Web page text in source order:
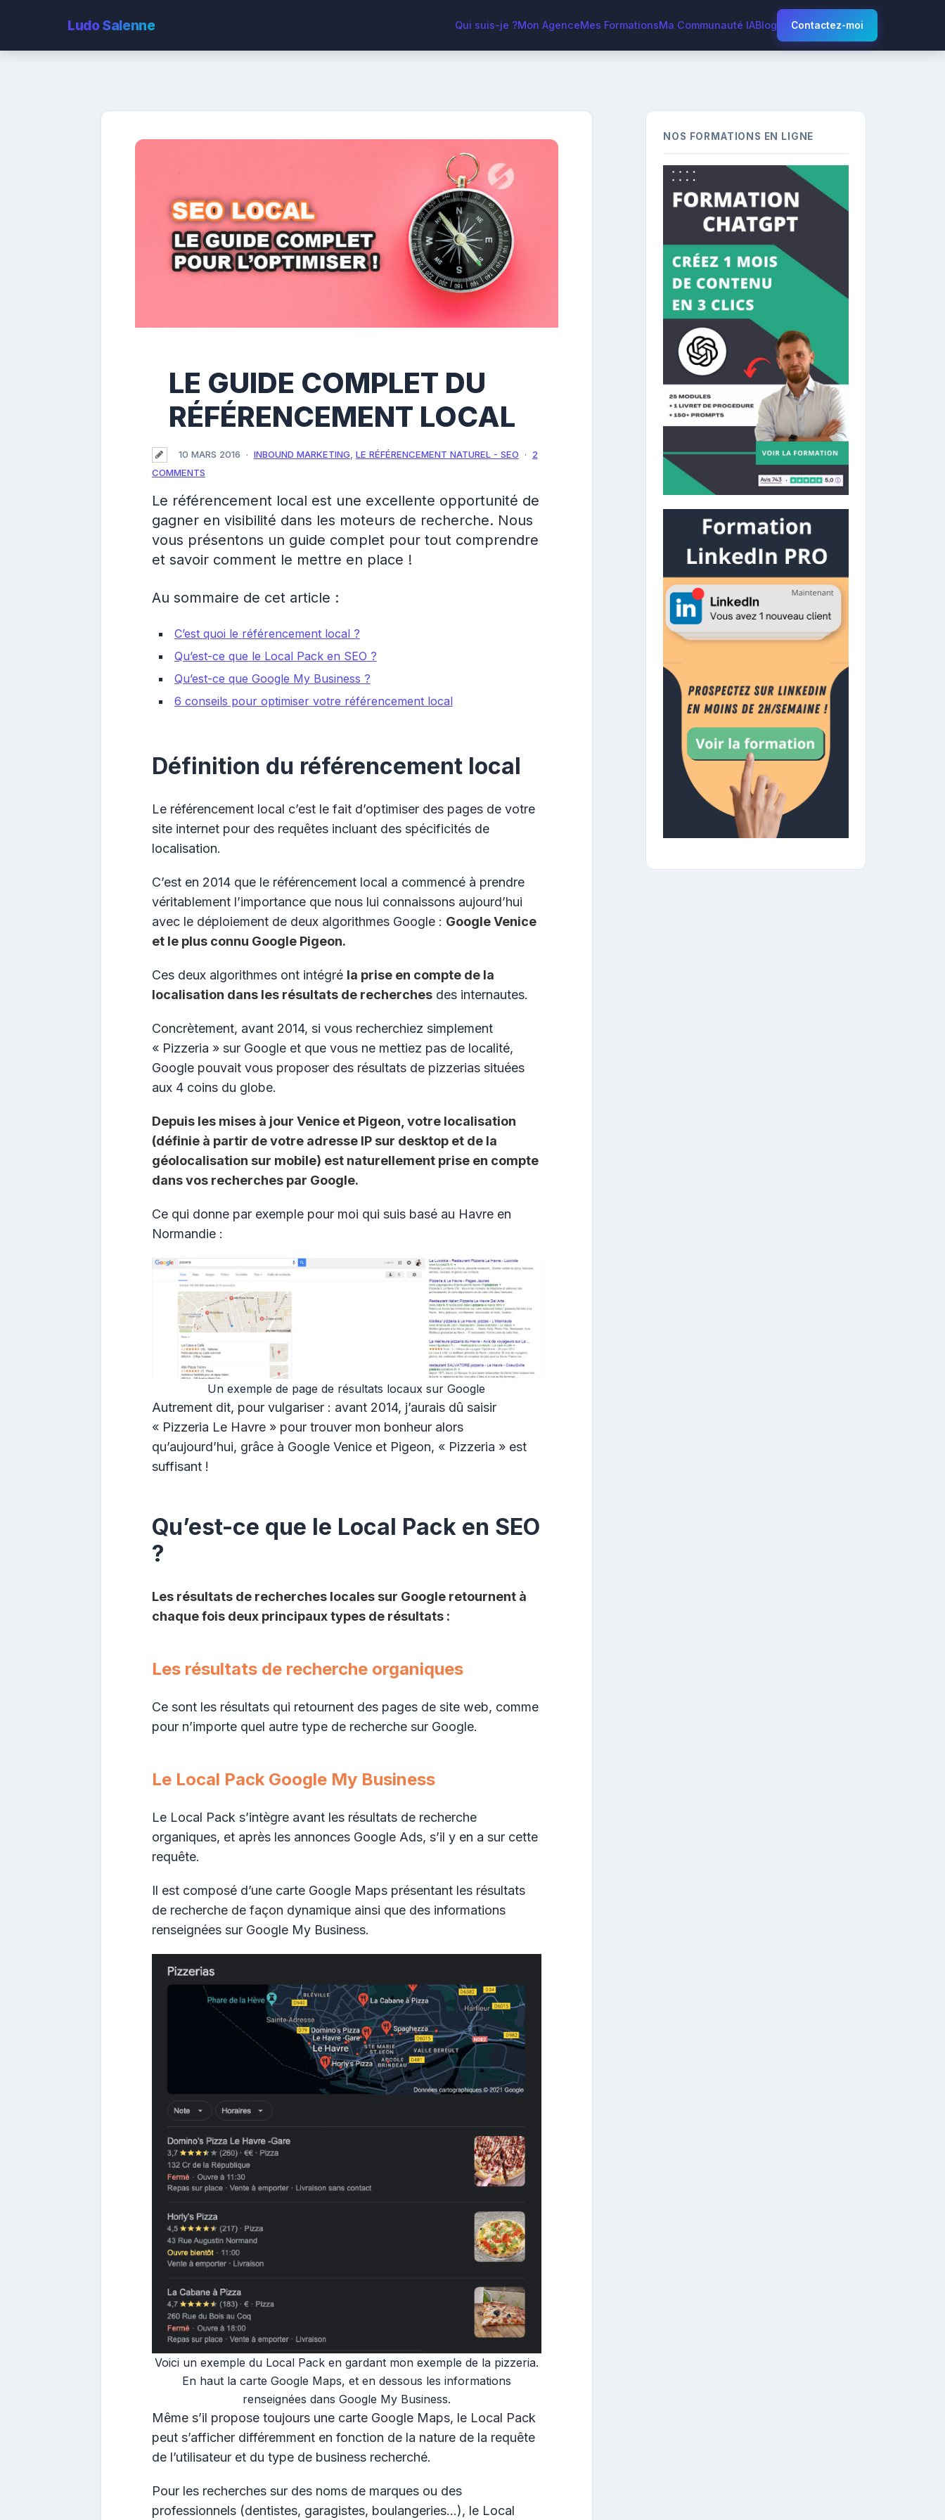
LudoSalenne Qui suis-je ?Mon AgenceMes FormationsMa Communauté IABlog Contactez-moi
LE GUIDE COMPLET DU
RÉFÉRENCEMENT LOCAL
10 MARS 2016 INBOUND MARKETING LE RÉFÉRENCEMENT NATUREL - SEO
2
COMMENTS
Le référencement local est une excellente opportunité de
gagner en visibilité dans les moteurs de recherche. Nous
vous présentons un guide complet pour tout comprendre
et savoir comment le mettre en place !
Au sommaire de cet article :
C’est quoi le référencement local ?
Qu’est-ce que le Local Pack en SEO ?
Qu’est-ce que Google My Business ?
6 conseils pour optimiser votre référencement local
Définition du référencement local
Le référencement local c’est le fait d’optimiser des pages de votre
site internet pour des requêtes incluant des spécificités de
localisation.
C’est en 2014 que le référencement local a commencé à prendre
véritablement l’importance que nous lui connaissons aujourd’hui
avec le déploiement de deux algorithmes Google : Google Venice
et le plus connu Google Pigeon.
Ces deux algorithmes ont intégré la prise en compte de la
localisation dans les résultats de recherchesdes internautes.
Concrètement, avant 2014, si vous recherchiez simplement
« Pizzeria » sur Google et que vous ne mettiez pas de localité,
Google pouvait vous proposer des résultats de pizzerias situées
aux 4 coins du globe.
Depuis les mises à jour Venice et Pigeon, votre localisation
(définie à partir de votre adresse IP sur desktop et de la
géolocalisation sur mobile) est naturellement prise en compte
dans vos recherches par Google.
Ce qui donne par exemple pour moi qui suis basé au Havre en
Normandie :
Un exemple de page de résultats locaux sur Google
Autrement dit, pour vulgariser : avant 2014, j’aurais dû saisir
« Pizzeria Le Havre » pour trouver mon bonheur alors
qu’aujourd’hui, grâce à Google Venice et Pigeon, « Pizzeria » est
suffisant !
Qu’est-ce que le Local Pack en SEO
?
Les résultats de recherches locales sur Google retournent à
chaque fois deux principaux types de résultats :
Les résultats de recherche organiques
Ce sont les résultats qui retournent des pages de site web, comme
pour n’importe quel autre type de recherche sur Google.
Le Local Pack Google My Business
Le Local Pack s’intègre avant les résultats de recherche
organiques, et après les annonces Google Ads, s’il y en a sur cette
requête.
Il est composé d’une carte Google Maps présentant les résultats
de recherche de façon dynamique ainsi que des informations
renseignées sur Google My Business.
Voici un exemple du Local Pack en gardant mon exemple de la pizzeria.
En haut la carte Google Maps, et en dessous les informations
renseignées dans Google My Business.
Même s’il propose toujours une carte Google Maps, le Local Pack
peut s’afficher différemment en fonction de la nature de la requête
de l’utilisateur et du type de business recherché.
Pour les recherches sur des noms de marques ou des
professionnels (dentistes, garagistes, boulangeries…), le Local
NOS FORMATIONS EN LIGNE